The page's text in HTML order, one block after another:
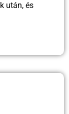
után, és